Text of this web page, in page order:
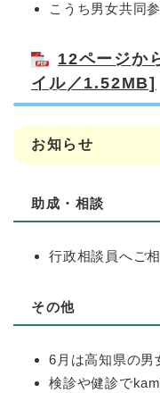
こうち男女共同
12ページか
イル／1.52MB]
お知らせ
助成・相談
行政相談員へご
その他
6月は高知県の男
検診や健診で